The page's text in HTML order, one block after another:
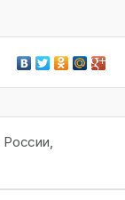
России,